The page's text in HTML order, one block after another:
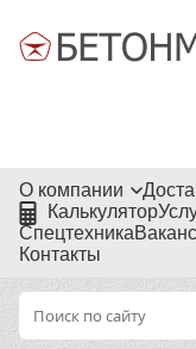
О компании
Калькулятор
Спецтехника
Контакты